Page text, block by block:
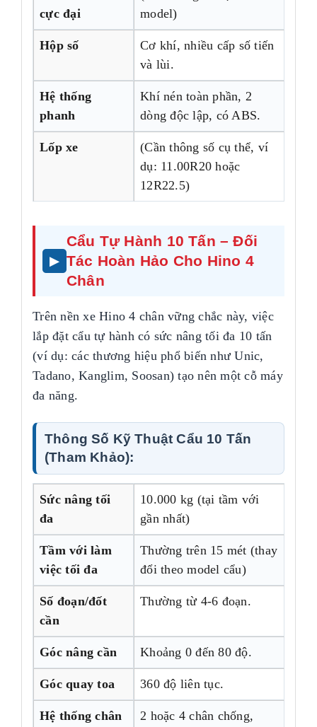
cực đại
model)
Hộp số
Cơ khí, nhiều cấp số tiến
và lùi.
Hệ thống
phanh
Khí nén toàn phần, 2
dòng độc lập, có ABS.
Lốp xe
(Cần thông số cụ thể, ví
dụ: 11.00R20 hoặc
12R22.5)
Cẩu Tự Hành 10 Tấn – Đối
Tác Hoàn Hảo Cho Hino 4
Chân
Trên nền xe Hino 4 chân vững chắc này, việc
lắp đặt cẩu tự hành có sức nâng tối đa 10 tấn
(ví dụ: các thương hiệu phổ biến như Unic,
Tadano, Kanglim, Soosan) tạo nên một cỗ máy
đa năng.
Thông Số Kỹ Thuật Cẩu 10 Tấn
(Tham Khảo):
Sức nâng tối
đa
10.000 kg (tại tầm với
gần nhất)
Tầm với làm
việc tối đa
Thường trên 15 mét (thay
đổi theo model cẩu)
Số đoạn/đốt
cần
Thường từ 4-6 đoạn.
Góc nâng cần Khoảng 0 đến 80 độ.
Góc quay toa 360 độ liên tục.
Hệ thống chân
2 hoặc 4 chân chống,